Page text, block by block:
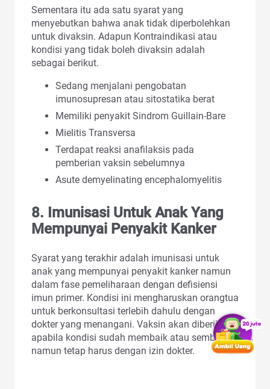
Sementara itu ada satu syarat yang
menyebutkan bahwa anak tidak diperbolehkan
untuk divaksin. Adapun Kontraindikasi atau
kondisi yang tidak boleh divaksin adalah
sebagai berikut.
Sedang menjalani pengobatan
imunosupresan atau sitostatika berat
Memiliki penyakit Sindrom Guillain-Bare
Mielitis Transversa
Terdapat reaksi anafilaksis pada
pemberian vaksin sebelumnya
Asute demyelinating encephalomyelitis
8. Imunisasi Untuk Anak Yang
Mempunyai Penyakit Kanker
Syarat yang terakhir adalah imunisasi untuk
anak yang mempunyai penyakit kanker namun
dalam fase pemeliharaan dengan defisiensi
imun primer. Kondisi ini mengharuskan orangtua
untuk berkonsultasi terlebih dahulu dengan
dokter yang menangani. Vaksin akan diberikan
apabila kondisi sudah membaik atau sembuh,
namun tetap harus dengan izin dokter.